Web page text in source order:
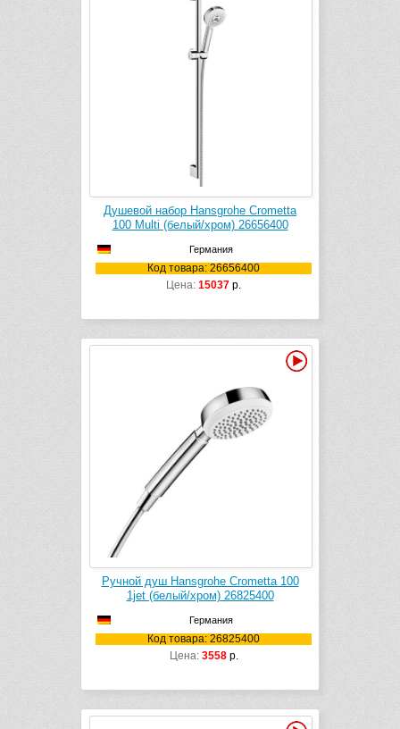
Душевой набор Hansgrohe Crometta
100 Multi (белый/хром) 26656400
Германия
Код товара: 26656400
Цена: 15037 р.
Ручной душ Hansgrohe Crometta 100
1jet (белый/хром) 26825400
Германия
Код товара: 26825400
Цена: 3558р.